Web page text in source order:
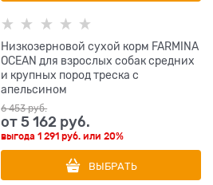
Низкозерновой cухой корм FARMINA
OCEAN для взрослых собак средних
и крупных пород треска с
апельсином
6 453 руб.
от5 162 руб.
выгода1 291 руб. или20%
ВЫБРАТЬ